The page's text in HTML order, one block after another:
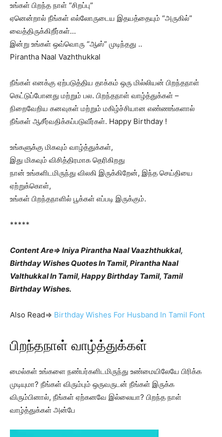
உங்கள் பிறந்த நாள் “சிறப்பு”
ஏனென்றால் நீங்கள் எல்லோருடைய இதயத்தையும் “அருகில்”
வைத்திருக்கிறீர்கள்…
இன்று உங்கள் ஒவ்வொரு “ஆஸ்” முடிந்தது ..
Pirantha Naal Vazhthukkal
நீங்கள் எனக்கு ஏற்படுத்திய தாக்கம் ஒரு மில்லியன் பிறந்தநாள்
கெட்டுப்போனது மற்றும் பல. பிறந்தநாள் வாழ்த்துக்கள் –
நிறைவேறிய கனவுகள் மற்றும் மகிழ்ச்சியான எண்ணங்களால்
நீங்கள் ஆசீர்வதிக்கப்படுவீர்கள். Happy Birthday !
உங்களுக்கு மிகவும் வாழ்த்துக்கள்,
இது மிகவும் விசித்திரமாக தெரிகிறது
நான் உங்களிடமிருந்து விலகி இருக்கிறேன், இந்த செய்தியை
ஏற்றுக்கொள்,
உங்கள் பிறந்தநாளில் பூக்கள் எப்படி இருக்கும்.
*****
Content Are⇒ Iniya Pirantha Naal Vaazhthukkal,
Birthday Wishes Quotes In Tamil, Pirantha Naal
Valthukkal In Tamil, Happy Birthday Tamil, Tamil
Birthday Wishes.
Also Read⇒ Birthday Wishes For Husband In Tamil Font
பிறந்தநாள் வாழ்த்துக்கள்
மைல்கள் உங்களை நண்பர்களிடமிருந்து உண்மையிலேயே பிரிக்க
முடியுமா? நீங்கள் விரும்பும் ஒருவருடன் நீங்கள் இருக்க
விரும்பினால், நீங்கள் ஏற்கனவே இல்லையா? பிறந்த நாள்
வாழ்த்துக்கள் அன்பே